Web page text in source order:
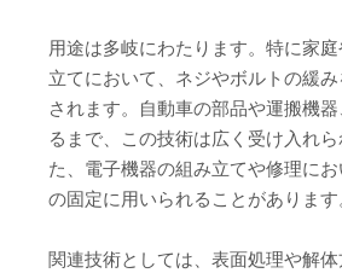
用途は多岐にわたります。特に家
立てにおいて、ネジやボルトの緩
されます。自動車の部品や運搬機
るまで、この技術は広く受け入れ
た、電子機器の組み立てや修理に
の固定に用いられることがあります
関連技術としては、表面処理や解